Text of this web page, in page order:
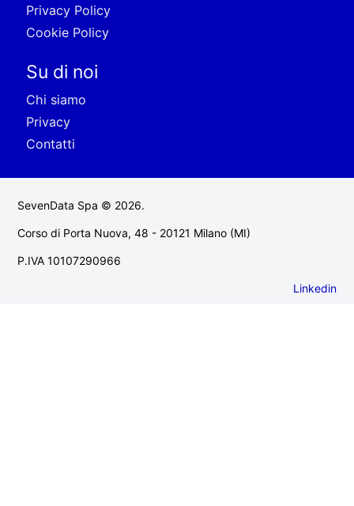
Privacy Policy
Cookie Policy
Su di noi
Chi siamo
Privacy
Contatti
SevenData Spa © 2026.
Corso di Porta Nuova, 48 - 20121 Milano (MI)
P.IVA 10107290966
Linkedin